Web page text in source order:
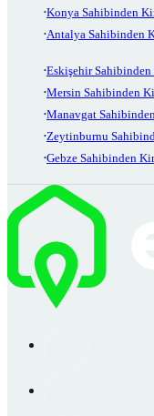
Konya Sahibinden
Antalya Sahibinden
Eskişehir
Mersin Sahibinden
Manavgat
Zeytinburnu
Gebze Sahibinden